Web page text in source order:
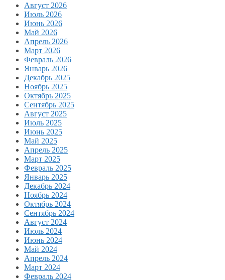
Август 2026
Июль 2026
Июнь 2026
Май 2026
Апрель 2026
Март 2026
Февраль 2026
Январь 2026
Декабрь 2025
Ноябрь 2025
Октябрь 2025
Сентябрь 2025
Август 2025
Июль 2025
Июнь 2025
Май 2025
Апрель 2025
Март 2025
Февраль 2025
Январь 2025
Декабрь 2024
Ноябрь 2024
Октябрь 2024
Сентябрь 2024
Август 2024
Июль 2024
Июнь 2024
Май 2024
Апрель 2024
Март 2024
Февраль 2024